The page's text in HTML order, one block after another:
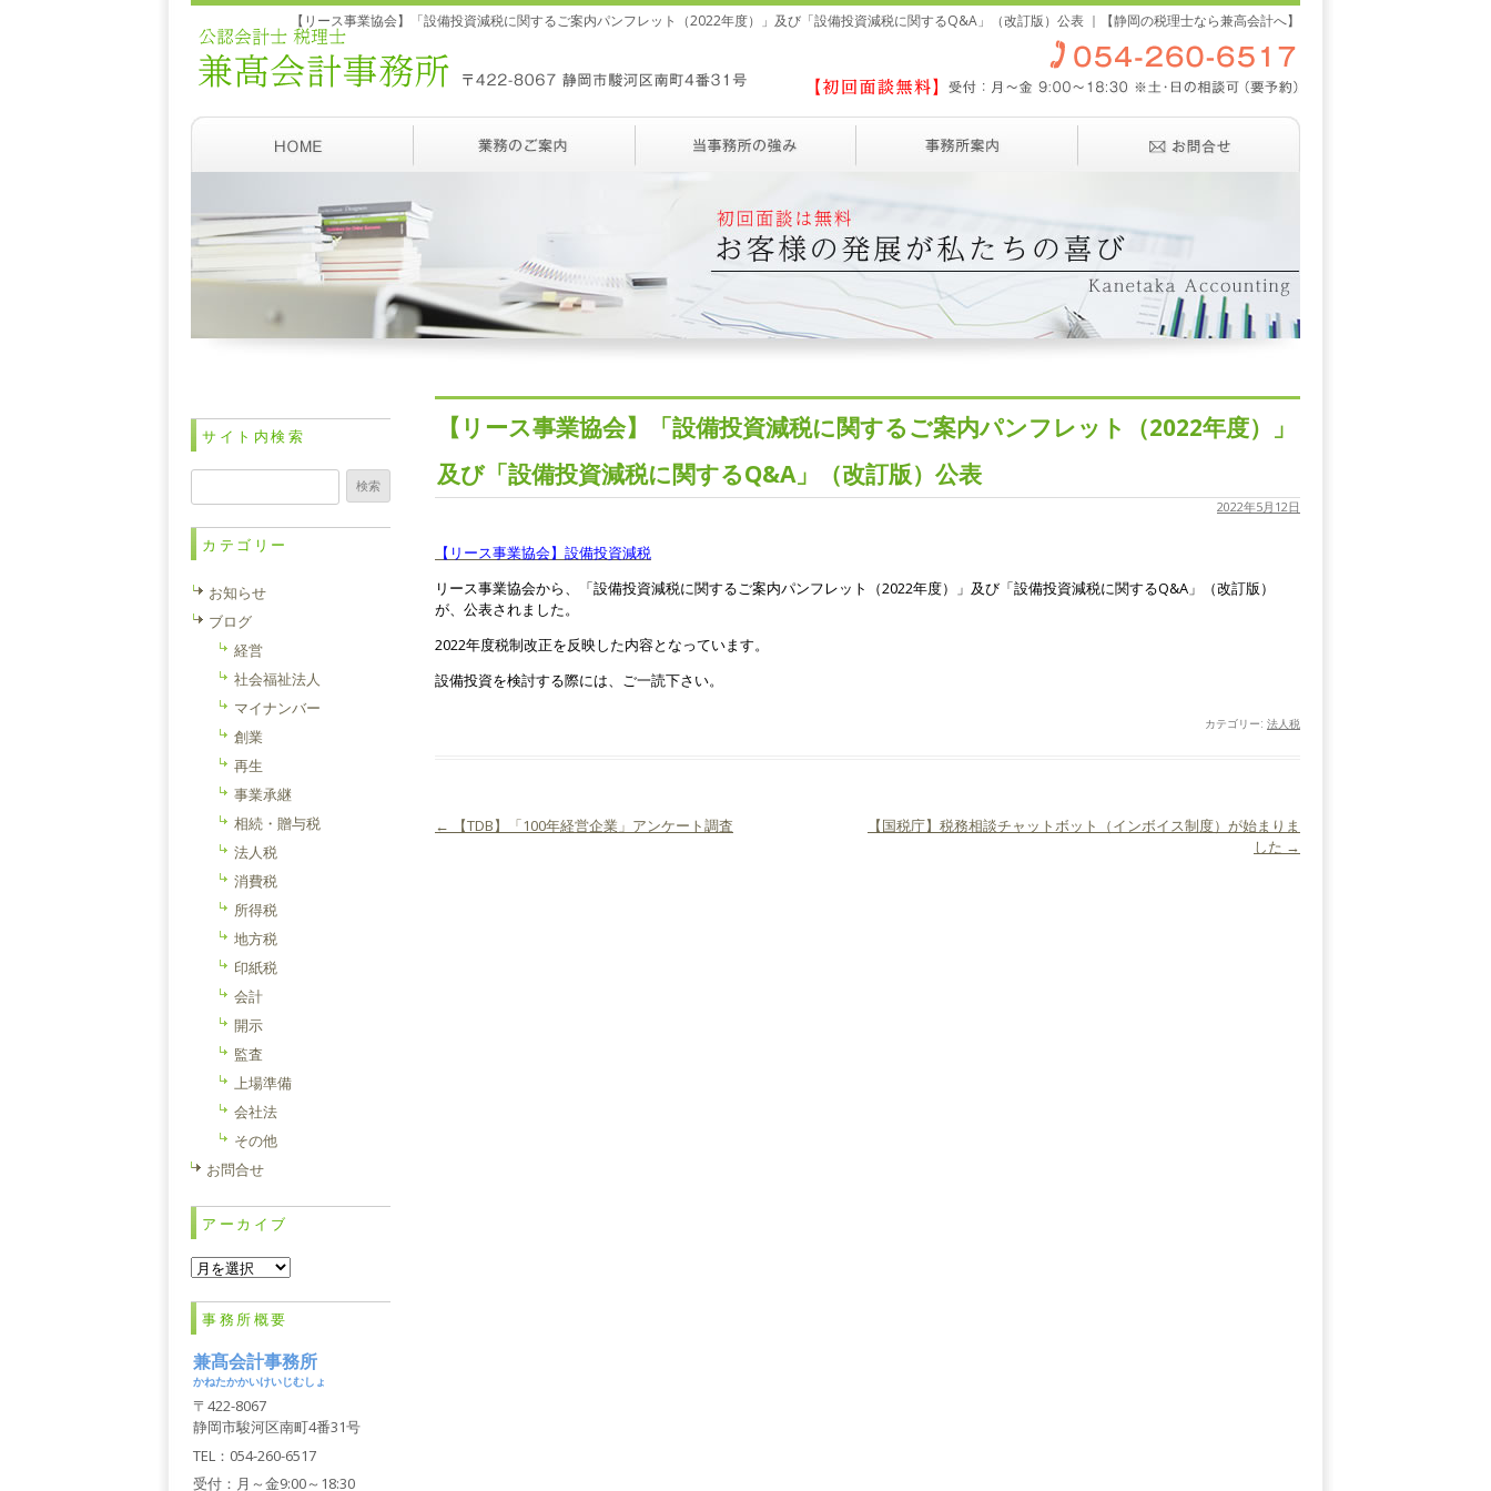
【リース事業協会】「設備投資減税に関するご案内パンフレット（2022年度）」及び「設備投資減税に関するQ&A」（改訂版）公表 ｜【静岡の税理士なら兼高会計へ】
【リース事業協会】「設備投資減税に関するご案内パンフレット（2022年度）」
及び「設備投資減税に関するQ&A」（改訂版）公表
2022年5月12日
【リース事業協会】設備投資減税
リース事業協会から、「設備投資減税に関するご案内パンフレット（2022年度）」及び「設備投資減税に関するQ&A」（改訂版）
が、公表されました。
2022年度税制改正を反映した内容となっています。
設備投資を検討する際には、ご一読下さい。
カテゴリー: 法人税
← 【TDB】「100年経営企業」アンケート調査
【国税庁】税務相談チャットボット（インボイス制度）が始まりま
した →
サイト内検索
検
索:
カテゴリー
お知らせ
ブログ
経営
社会福祉法人
マイナンバー
創業
再生
事業承継
相続・贈与税
法人税
消費税
所得税
地方税
印紙税
会計
開示
監査
上場準備
会社法
その他
お問合せ
アーカイブ
ア
カ
イ
ブ
事務所概要
兼髙会計事務所
かねたかかいけいじむしょ
〒422-8067
静岡市駿河区南町4番31号
TEL：054-260-6517
受付：月～金9:00～18:30